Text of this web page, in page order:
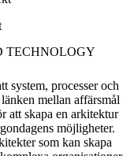
TECHNOLOGY
system, processer och
mellan affärsmål
att skapa en arkitektur
möjligheter.
som kan skapa